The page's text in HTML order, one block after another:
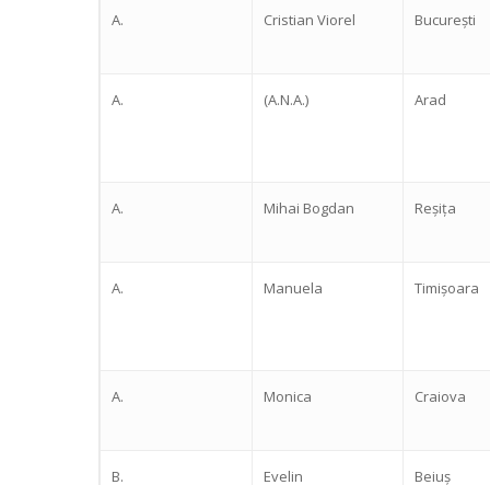
A. Cristian Viorel București
A. (A.N.A.) Arad
A. Mihai Bogdan Reșița
A. Manuela Timișoara
A. Monica Craiova
B. Evelin Beiuș